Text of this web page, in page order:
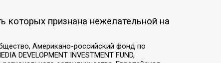
которых признана нежелательной на
Американо-российский фонд по
DEVELOPMENT INVESTMENT FUND,